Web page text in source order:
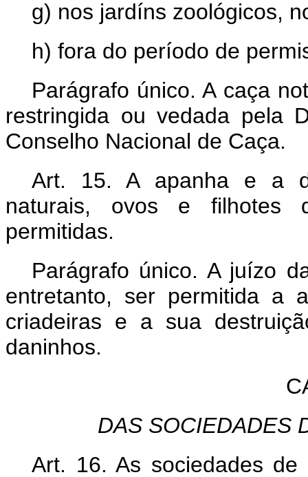
g) nos jardíns zoológicos,
h) fora do período de
Parágrafo único. A caça
restringida ou vedada pela
Conselho Nacional de Caça.
Art. 15. A apanha e a
naturais, ovos e filhotes
permitidas.
Parágrafo único. A juízo
entretanto, ser permitida a
criadeiras e a sua
daninhos.
DAS SOCIEDADES
Art. 16. As sociedades